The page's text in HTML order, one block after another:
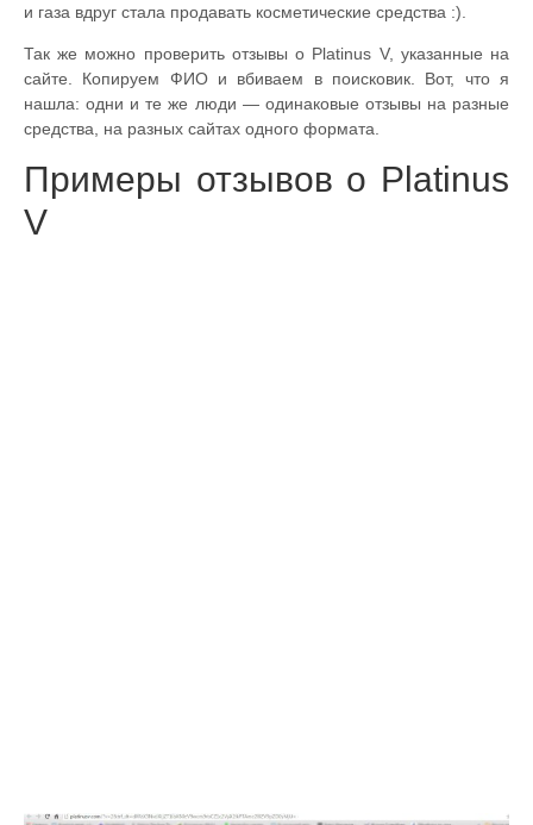
и газа вдруг стала продавать косметические средства :).
Так же можно проверить отзывы о Platinus V, указанные на
сайте. Копируем ФИО и вбиваем в поисковик. Вот, что я
нашла: одни и те же люди — одинаковые отзывы на разные
средства, на разных сайтах одного формата.
Примеры отзывов о Platinus
V